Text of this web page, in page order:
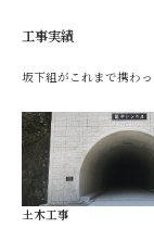
工事実績
坂下組がこれまで携わ
土木工事